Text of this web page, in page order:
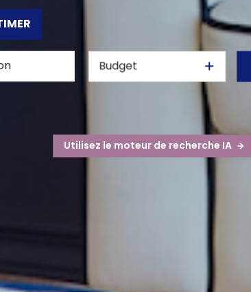
Budget
Utilisez le moteur de recherche IA